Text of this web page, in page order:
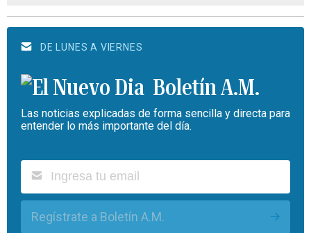
DE LUNES A VIERNES
Boletín A.M.
Las noticias explicadas de forma sencilla y directa para
entender lo más importante del día.
Regístrate a Boletín A.M.